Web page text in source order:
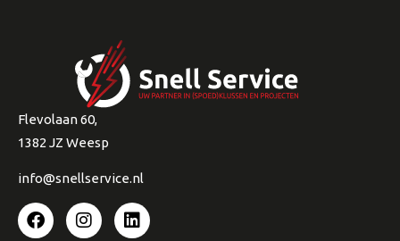
Flevolaan 60,
1382 JZ Weesp
info@snellservice.nl